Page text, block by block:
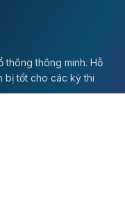
thông thông minh. Hỗ
bị tốt cho các kỳ thi